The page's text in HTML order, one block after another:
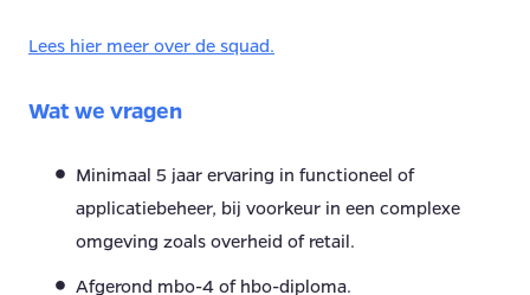
Lees hier meer over de squad.
Wat we vragen
Minimaal 5 jaar ervaring in functioneel of
applicatiebeheer, bij voorkeur in een complexe
omgeving zoals overheid of retail.
Afgerond mbo-4 of hbo-diploma.